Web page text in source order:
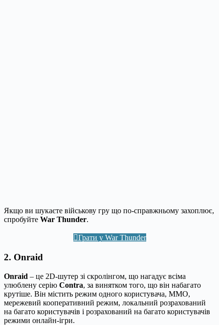
Якщо ви шукаєте військову гру що по-справжньому захоплює,
спробуйте War Thunder.
Грати у War Thunder
2. Onraid
Onraid – це 2D-шутер зі скролінгом, що нагадує всіма
улюблену серію Contra, за винятком того, що він набагато
крутіше. Він містить режим одного користувача, MMO,
мережевий кооперативний режим, локальний розрахований
на багато користувачів і розрахований на багато користувачів
режими онлайн-ігри.